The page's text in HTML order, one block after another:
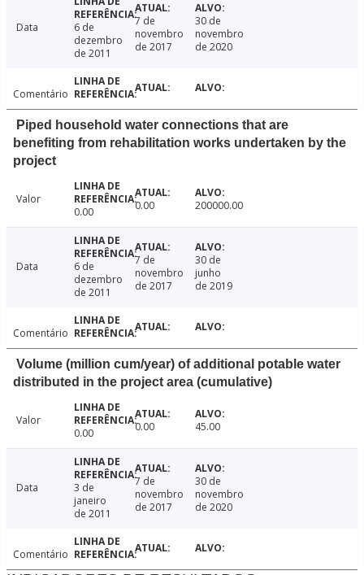
Data
6 de
dezembro
de 2011
7 de
novembro
de 2017
30 de
novembro
de 2020
Comentário
Piped household water connections that are
benefiting from rehabilitation works undertaken by the
project
Valor
0.00
0.00 200000.00
Data
6 de
dezembro
de 2011
7 de
novembro
de 2017
30 de
junho
de 2019
Comentário
Volume (million cum/year) of additional potable water
distributed in the project area (cumulative)
Valor
0.00
0.00 45.00
Data
3 de
janeiro
de 2011
7 de
novembro
de 2017
30 de
novembro
de 2020
Comentário